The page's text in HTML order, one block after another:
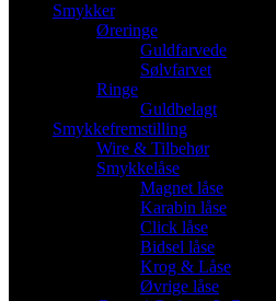
Smykker
Øreringe
Guldfarvede
Sølvfarvet
Ringe
Guldbelagt
Smykkefremstilling
Wire & Tilbehør
Smykkelåse
Magnet låse
Karabin låse
Click låse
Bidsel låse
Krog & Låse
Øvrige låse